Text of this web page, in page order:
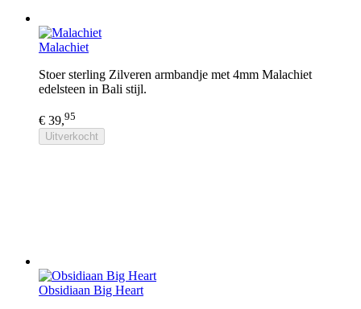
Malachiet
Stoer sterling Zilveren armbandje met 4mm Malachiet
edelsteen in Bali stijl.
€ 39,95
Uitverkocht
Obsidiaan Big Heart